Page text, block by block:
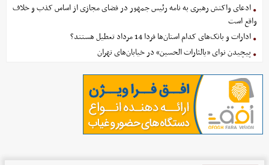
ادعای واکنش رهبری به نامه رئیس جمهور در فضای مجازی از اساس کذب و خلاف
واقع است
ادارات و بانک‌های کدام استان‌ها فردا 14 مرداد تعطیل هستند؟
پیچیدن نوای «یالثارات الحسین» در خیابان‌های تهران